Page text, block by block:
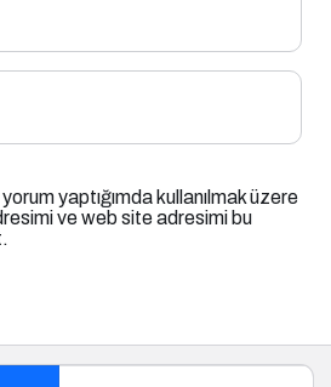
yaptığımda kullanılmak üzere
ve web site adresimi bu